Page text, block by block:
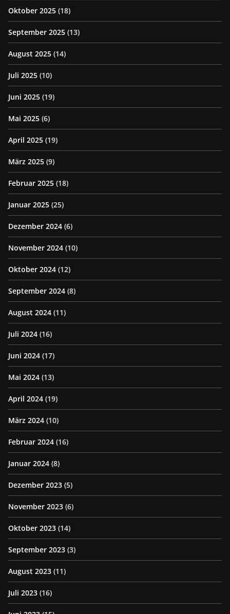
Oktober 2025 (18)
September 2025 (13)
August 2025 (14)
Juli 2025 (10)
Juni 2025 (19)
Mai 2025 (6)
April 2025 (19)
März 2025 (9)
Februar 2025 (18)
Januar 2025 (25)
Dezember 2024 (6)
November 2024 (10)
Oktober 2024 (12)
September 2024 (8)
August 2024 (11)
Juli 2024 (16)
Juni 2024 (17)
Mai 2024 (13)
April 2024 (19)
März 2024 (10)
Februar 2024 (16)
Januar 2024 (8)
Dezember 2023 (5)
November 2023 (6)
Oktober 2023 (14)
September 2023 (3)
August 2023 (11)
Juli 2023 (16)